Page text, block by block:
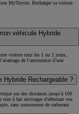
MyToyota. Recharger sa voiture
véhicule Hybride
voiture tous les 1 ou 2 jours,
de l’autonomie d’une
Hybride Rechargeable ?
sur des distances jusqu’à 100
tout à fait envisager d'effectuer vos
sans consommer de carburant.